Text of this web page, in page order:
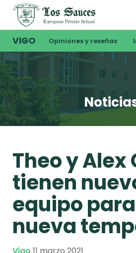
VIGO Opiniones y reseñas
Theo y Alex
tienen
equipo
nueva